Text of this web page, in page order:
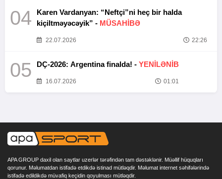
04
Karen Vardanyan: “Neftçi”ni heç bir halda
kiçiltməyəcəyik” - MÜSAHİBƏ
22.07.2026 22:26
05 DÇ-2026: Argentina finalda! - YENİLƏNİB
16.07.2026 01:01
APA GROUP daxil olan saytlar uzerlər tərəfindən tam dəstəklənir. Müəllif hüquqları
qorunur. Məlumatdan istifadə etdikdə istinad mütləqdir. Məlumat internet səhifələrində
istifadə edildikdə müvafiq keçidin qoyulması mütləqdir.